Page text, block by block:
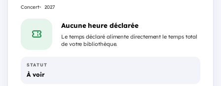
Concert 2027
Aucune heure déclarée
Le temps déclaré alimente directement le temps total
de votre bibliothèque.
STATUT
À voir